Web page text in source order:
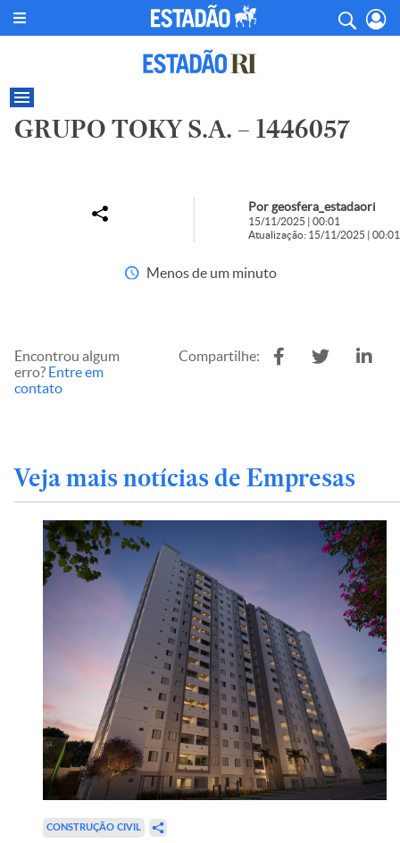
GRUPO TOKY S.A. – 1446057
Por geosfera_estadaori
15/11/2025 | 00:01
Atualização: 15/11/2025 | 00:01
Menos de um minuto
Encontrou algum
erro? Entre em
contato
Compartilhe:
Veja mais notícias de Empresas
CONSTRUÇÃO CIVIL